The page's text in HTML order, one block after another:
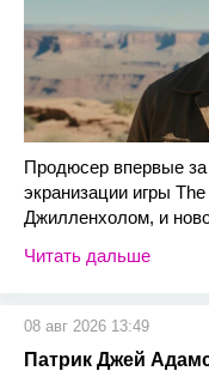
Продюсер впервые за
экранизации игры
Джилленхолом, и
Читать дальше
08 авг 2026 13:49
Патрик Джей